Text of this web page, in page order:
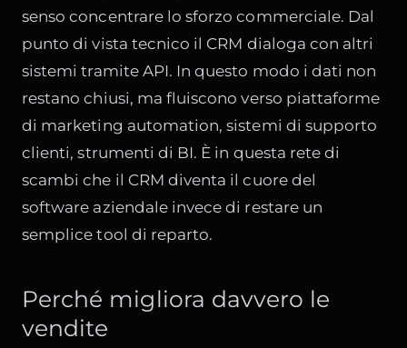
senso concentrare lo sforzo commerciale. Dal
punto di vista tecnico il CRM dialoga con altri
sistemi tramite API. In questo modo i dati non
restano chiusi, ma fluiscono verso piattaforme
di marketing automation, sistemi di supporto
clienti, strumenti di BI. È in questa rete di
scambi che il CRM diventa il cuore del
software aziendale invece di restare un
semplice tool di reparto.
Perché migliora davvero le
vendite